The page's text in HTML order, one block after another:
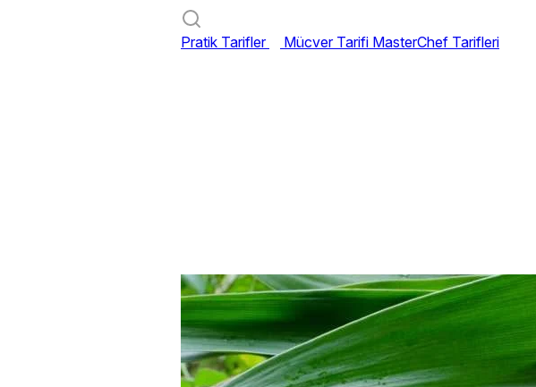
Pratik Tarifler Mücver Tarifi MasterChef Tarifleri